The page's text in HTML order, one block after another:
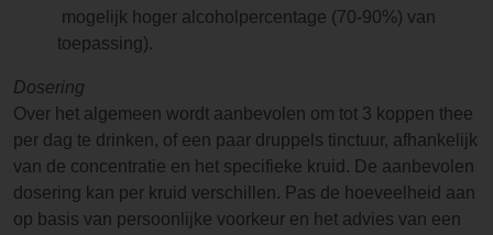
mogelijk hoger alcoholpercentage (70-90%) van
toepassing).
Dosering
Over het algemeen wordt aanbevolen om tot 3 koppen thee
per dag te drinken, of een paar druppels tinctuur, afhankelijk
van de concentratie en het specifieke kruid. De aanbevolen
dosering kan per kruid verschillen. Pas de hoeveelheid aan
op basis van persoonlijke voorkeur en het advies van een